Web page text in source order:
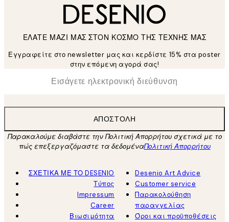
ΕΛΑΤΕ ΜΑΖΙ ΜΑΣ ΣΤΟΝ ΚΟΣΜΟ ΤΗΣ ΤΕΧΝΗΣ ΜΑΣ
Εγγραφείτε στο newsletter μας και κερδίστε 15% στα poster
στην επόμενη αγορά σας!
Ηλεκτρονική Διεύθυνση
ΑΠΟΣΤΟΛΉ
Παρακαλούμε διαβάστε την Πολιτική Απορρήτου σχετικά με το
πώς επεξεργαζόμαστε τα δεδομέναΠολιτική Απορρήτου
ΣΧΕΤΙΚΑ ΜΕ ΤΟ DESENIO
Τύπος
Impressum
Career
Βιωσιμότητα
Desenio Art Advice
Customer service
Παρακολούθηση
παραγγελίας
Όροι και προϋποθέσεις